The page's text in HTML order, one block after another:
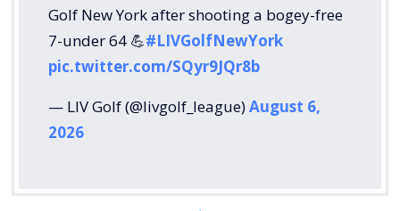
Golf New York after shooting a bogey-free
7-under 64 💪#LIVGolfNewYork
pic.twitter.com/SQyr9JQr8b
— LIV Golf (@livgolf_league)August 6,
2026